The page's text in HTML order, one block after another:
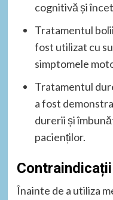
cognitivă și
Tratamentul
fost utilizat cu
simptomele
Tratamentul
a fost
durerii și
pacienților.
Înainte de a utiliza